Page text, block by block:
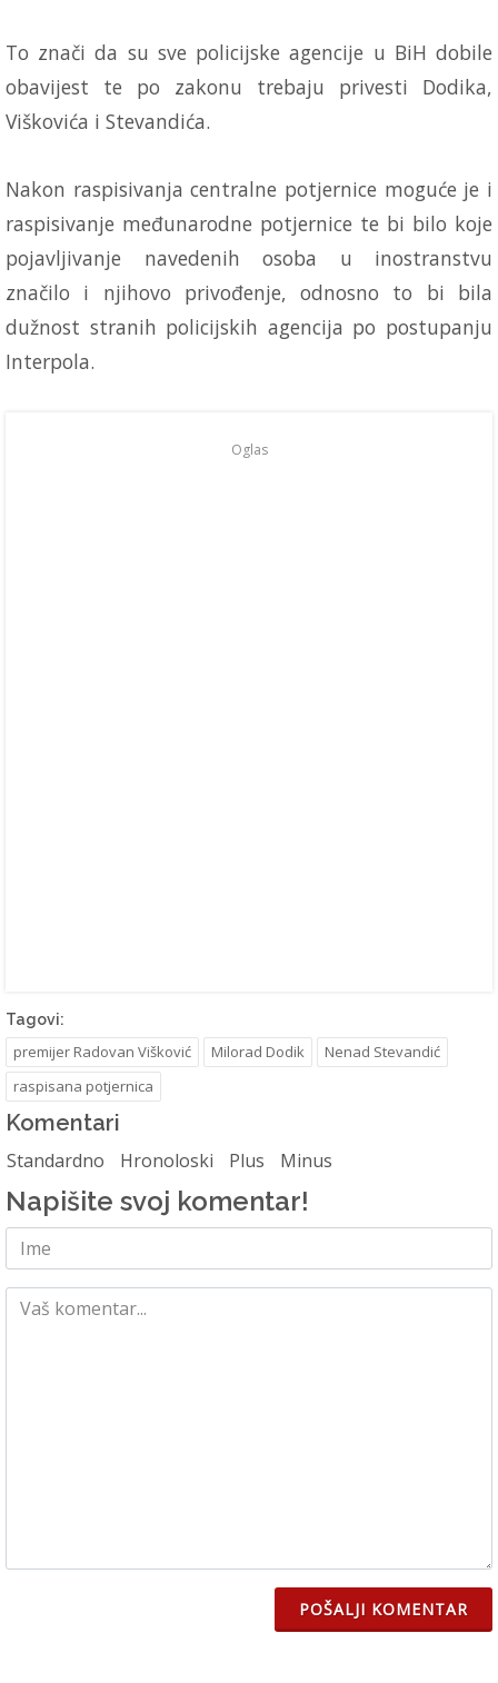
To znači da su sve policijske agencije u BiH dobile
obavijest te po zakonu trebaju privesti Dodika,
Viškovića i Stevandića.
Nakon raspisivanja centralne potjernice moguće je i
raspisivanje međunarodne potjernice te bi bilo koje
pojavljivanje navedenih osoba u inostranstvu
značilo i njihovo privođenje, odnosno to bi bila
dužnost stranih policijskih agencija po postupanju
Interpola.
Oglas
Tagovi:
premijer Radovan Višković Milorad Dodik
Nenad Stevandić
raspisana potjernica
Komentari
Standardno Hronoloski Plus Minus
Napišite svoj komentar!
POŠALJI KOMENTAR